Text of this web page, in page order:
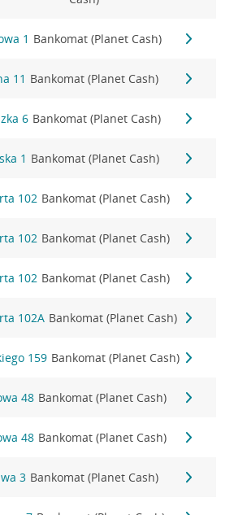
1 Bankomat (Planet Cash)
11 Bankomat (Planet Cash)
6 Bankomat (Planet Cash)
1 Bankomat (Planet Cash)
102 Bankomat (Planet Cash)
102 Bankomat (Planet Cash)
102 Bankomat (Planet Cash)
102A Bankomat (Planet Cash)
159 Bankomat (Planet Cash)
48 Bankomat (Planet Cash)
48 Bankomat (Planet Cash)
3 Bankomat (Planet Cash)